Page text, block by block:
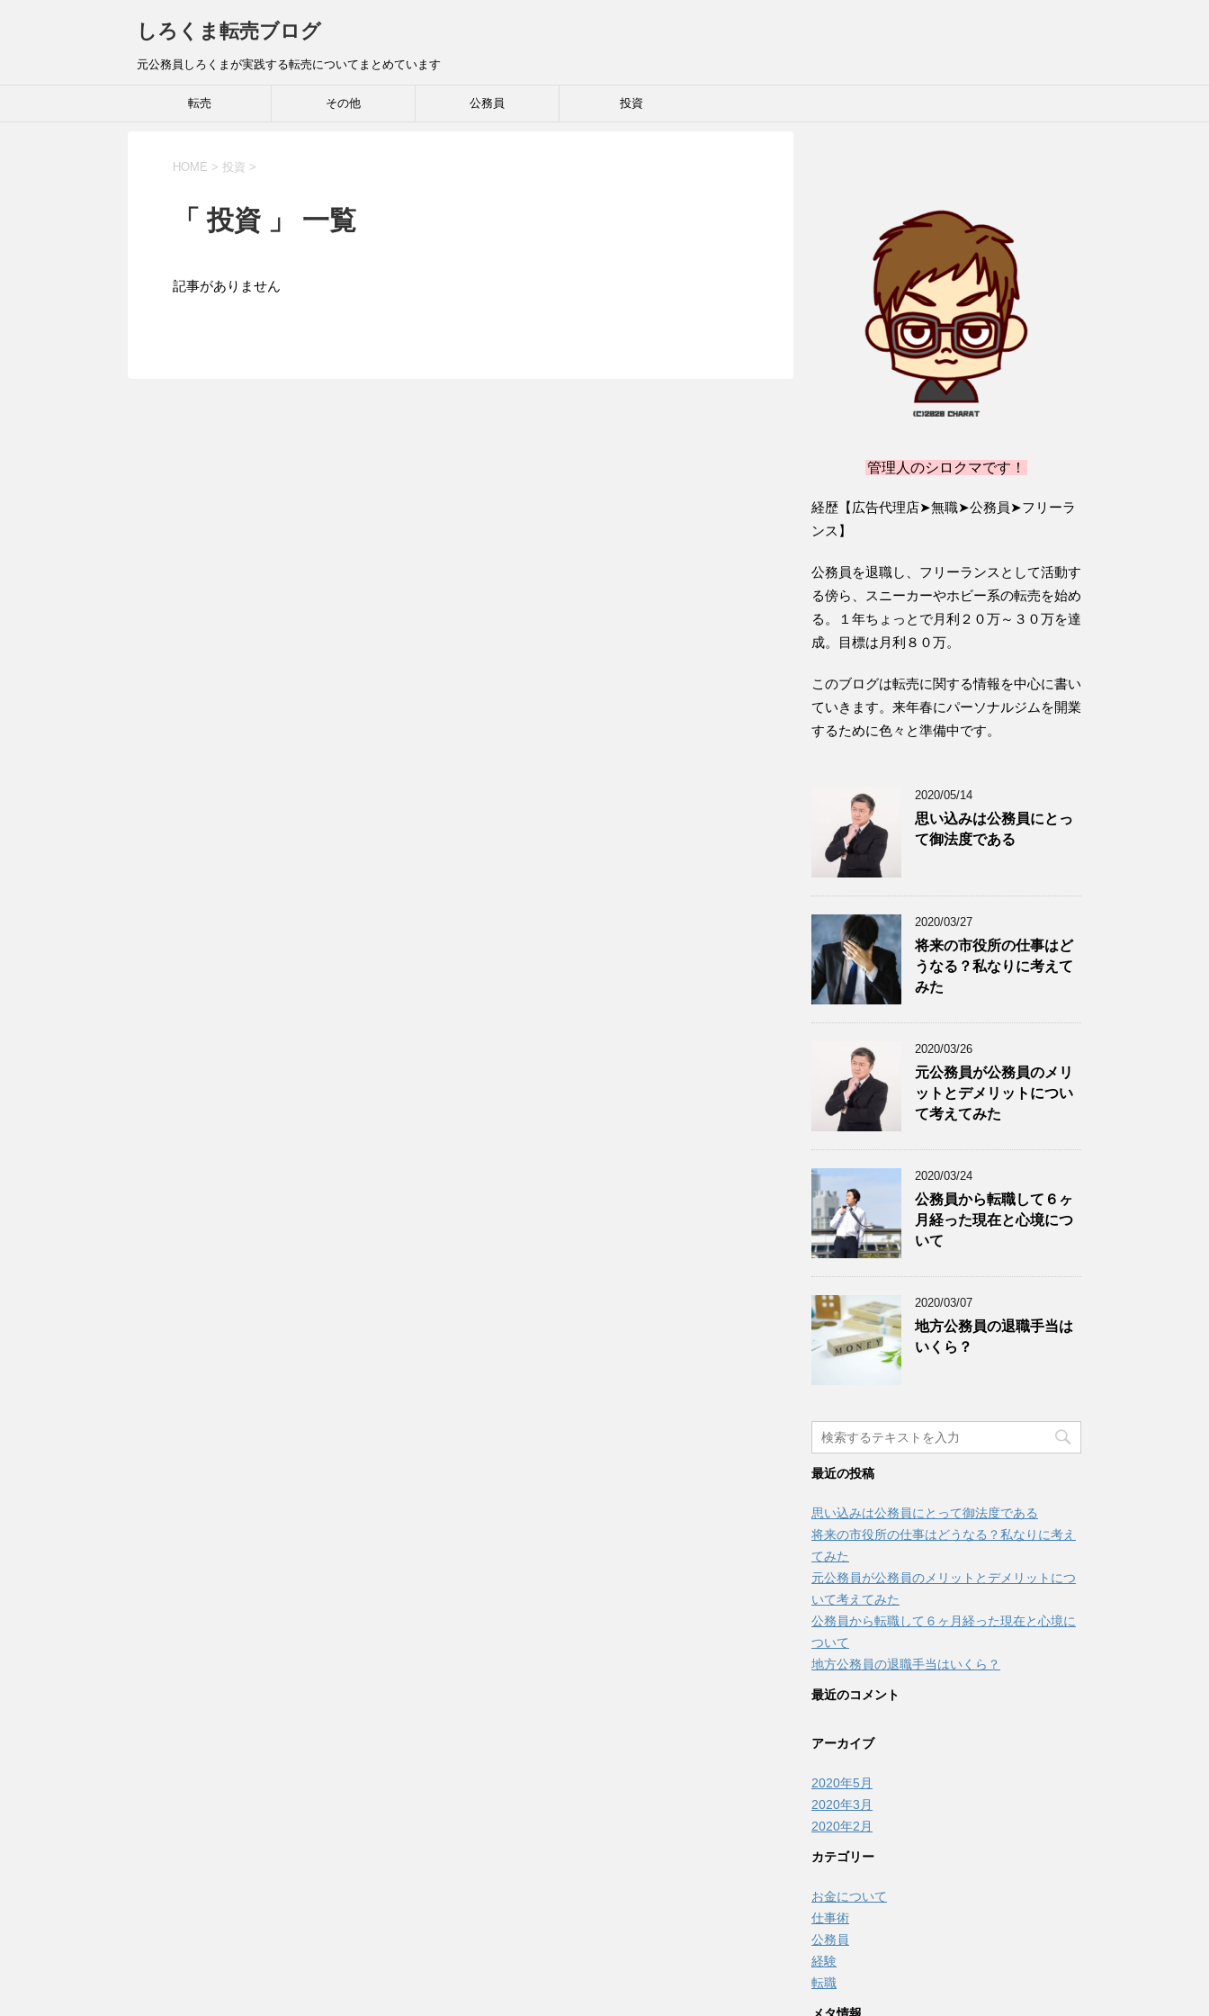
しろくま転売ブログ
元公務員しろくまが実践する転売についてまとめています
転売 その他 公務員 投資
HOME > 投資 >
「 投資 」 一覧
記事がありません
管理人のシロクマです！
経歴【広告代理店➤無職➤公務員➤フリーラ
ンス】
公務員を退職し、フリーランスとして活動す
る傍ら、スニーカーやホビー系の転売を始め
る。１年ちょっとで月利２０万～３０万を達
成。目標は月利８０万。
このブログは転売に関する情報を中心に書い
ていきます。来年春にパーソナルジムを開業
するために色々と準備中です。
2020/05/14
思い込みは公務員にとっ
て御法度である
2020/03/27
将来の市役所の仕事はど
うなる？私なりに考えて
みた
2020/03/26
元公務員が公務員のメリ
ットとデメリットについ
て考えてみた
2020/03/24
公務員から転職して６ヶ
月経った現在と心境につ
いて
2020/03/07
地方公務員の退職手当は
いくら？
最近の投稿
思い込みは公務員にとって御法度である
将来の市役所の仕事はどうなる？私なりに考え
てみた
元公務員が公務員のメリットとデメリットにつ
いて考えてみた
公務員から転職して６ヶ月経った現在と心境に
ついて
地方公務員の退職手当はいくら？
最近のコメント
アーカイブ
2020年5月
2020年3月
2020年2月
カテゴリー
お金について
仕事術
公務員
経験
転職